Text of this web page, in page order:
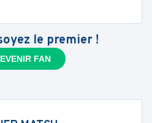
le premier !
FAN